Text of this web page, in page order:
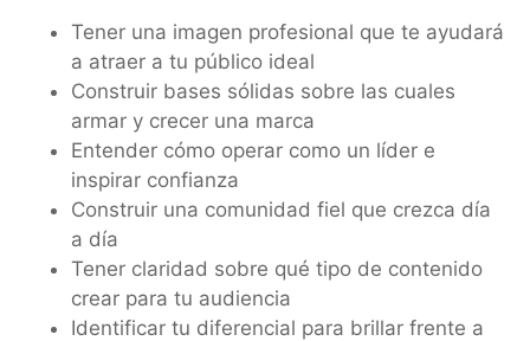
Tener una imagen profesional que te ayudará
a atraer a tu público ideal
Construir bases sólidas sobre las cuales
armar y crecer una marca
Entender cómo operar como un líder e
inspirar confianza
Construir una comunidad fiel que crezca día
a día
Tener claridad sobre qué tipo de contenido
crear para tu audiencia
Identificar tu diferencial para brillar frente a